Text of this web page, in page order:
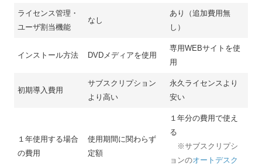
ライセンス管理・
ユーザ割当機能
なし
あり（追加費用無
し）
インストール方法 DVDメディアを使用
専用WEBサイトを使
用
初期導入費用
サブスクリプション
より高い
永久ライセンスより
安い
１年使用する場合
の費用
使用期間に関わらず
定額
１年分の費用で使え
る
※サブスクリプシ
ョンのオートデスク